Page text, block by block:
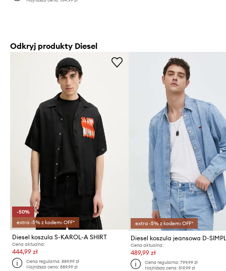
Odkryj produkty Diesel
-50%
extra -5% z kodem: OFF*
Diesel koszula S-KAROL-A SHIRT
Cena aktualna:
444,99 zł
Cena regularna:889,99 zł
Najniższa cena:889,99 zł
extra -5% z kodem: OFF*
Cena aktualna:
489,99 zł
Cena regularna: 799,99 zł
Najniższa cena: 519,99 zł